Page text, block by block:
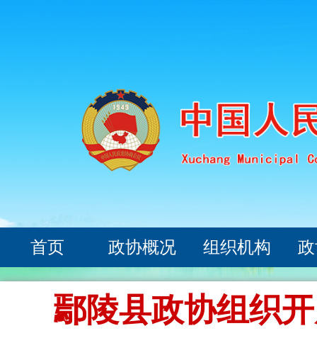
首页 政协概况 组织机构
鄢陵县政协组织